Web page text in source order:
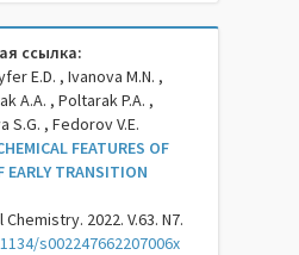
ссылка:
E.D. , Ivanova M.N. ,
A.A. , Poltarak P.A. ,
S.G. , Fedorov V.E.
FEATURES OF
EARLY TRANSITION
2022. V.63. N7.
s002247662207006x